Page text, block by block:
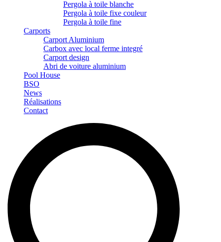
Pergola à toile blanche
Pergola à toile fixe couleur
Pergola à toile fine
Carports
Carport Aluminium
Carbox avec local ferme integré
Carport design
Abri de voiture aluminium
Pool House
BSO
News
Réalisations
Contact